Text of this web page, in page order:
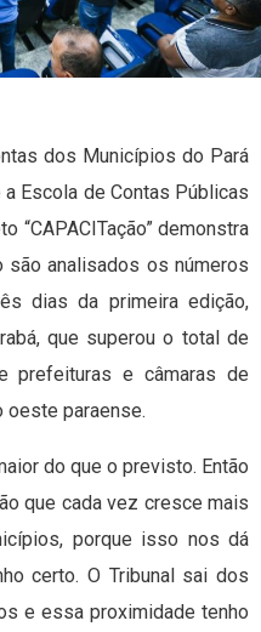
dos Municípios do Pará
Escola de Contas Públicas
“CAPACITação” demonstra
são analisados os números
dias da primeira edição,
que superou o total de
prefeituras e câmaras de
paraense.
do que o previsto. Então
que cada vez cresce mais
porque isso nos dá
certo. O Tribunal sai dos
e essa proximidade tenho